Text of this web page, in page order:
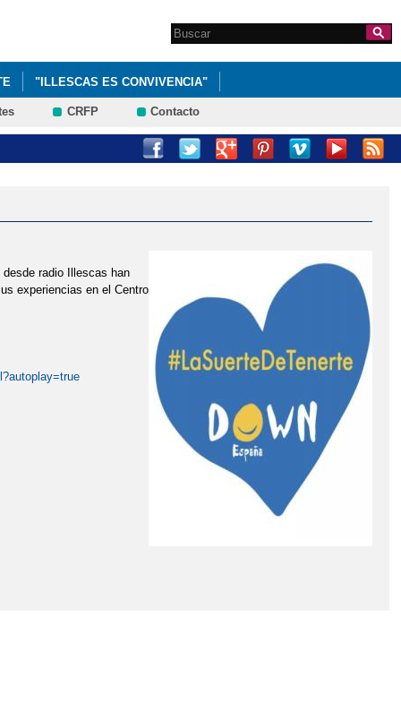
Formulario de
búsqueda
Search this site
"ILLESCAS ES CONVIVENCIA"
CRFP Contacto
radio Illescas han
experiencias en el Centro